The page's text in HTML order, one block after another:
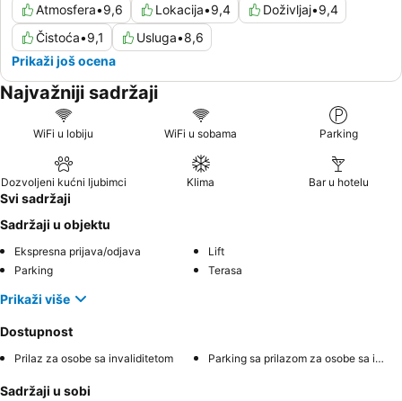
Atmosfera•9,6 Lokacija•9,4 Doživljaj•9,4
Čistoća•9,1 Usluga•8,6
Prikaži još ocena
Najvažniji sadržaji
WiFi u lobiju WiFi u sobama Parking
Dozvoljeni kućni ljubimci Klima Bar u hotelu
Svi sadržaji
Sadržaji u objektu
Ekspresna prijava/odjava
Lift
Parking
Terasa
Prikaži više
Dostupnost
Prilaz za osobe sa invaliditetom Parking sa prilazom za osobe sa invaliditetom
Sadržaji u sobi